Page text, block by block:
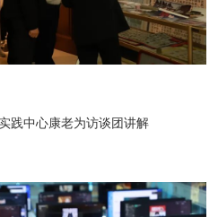
践中心康老为访谈团讲解